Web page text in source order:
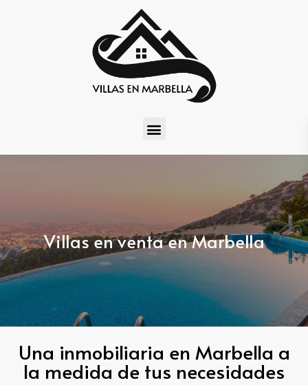
Villas en venta en Marbella
Una inmobiliaria en Marbella a
la medida de tus necesidades